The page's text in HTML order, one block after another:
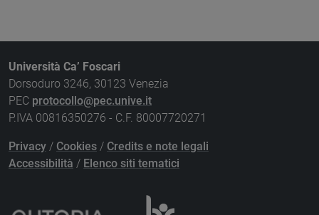
Università Ca’ Foscari
Dorsoduro 3246, 30123 Venezia
PEC protocollo@pec.unive.it
P.IVA 00816350276 - C.F. 80007720271
Privacy / Cookies / Credits e note legali
Accessibilità / Elenco siti tematici